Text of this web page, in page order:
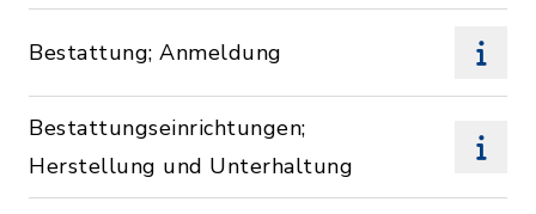
Bestattung; Anmeldung
Bestattungseinrichtungen;
Herstellung und Unterhaltung